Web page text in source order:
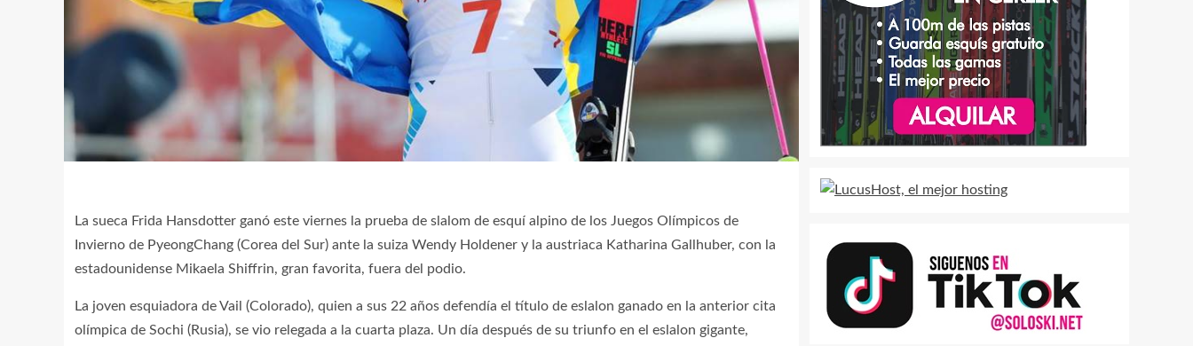
La sueca Frida Hansdotter ganó este viernes la prueba de slalom de esquí alpino de los Juegos Olímpicos de
Invierno de PyeongChang (Corea del Sur) ante la suiza Wendy Holdener y la austriaca Katharina Gallhuber, con la
estadounidense Mikaela Shiffrin, gran favorita, fuera del podio.
La joven esquiadora de Vail (Colorado), quien a sus 22 años defendía el título de eslalon ganado en la anterior cita
olímpica de Sochi (Rusia), se vio relegada a la cuarta plaza. Un día después de su triunfo en el eslalon gigante,